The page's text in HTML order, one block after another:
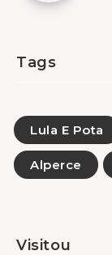
Tags
Lula E Pota
Alperce
Visitou